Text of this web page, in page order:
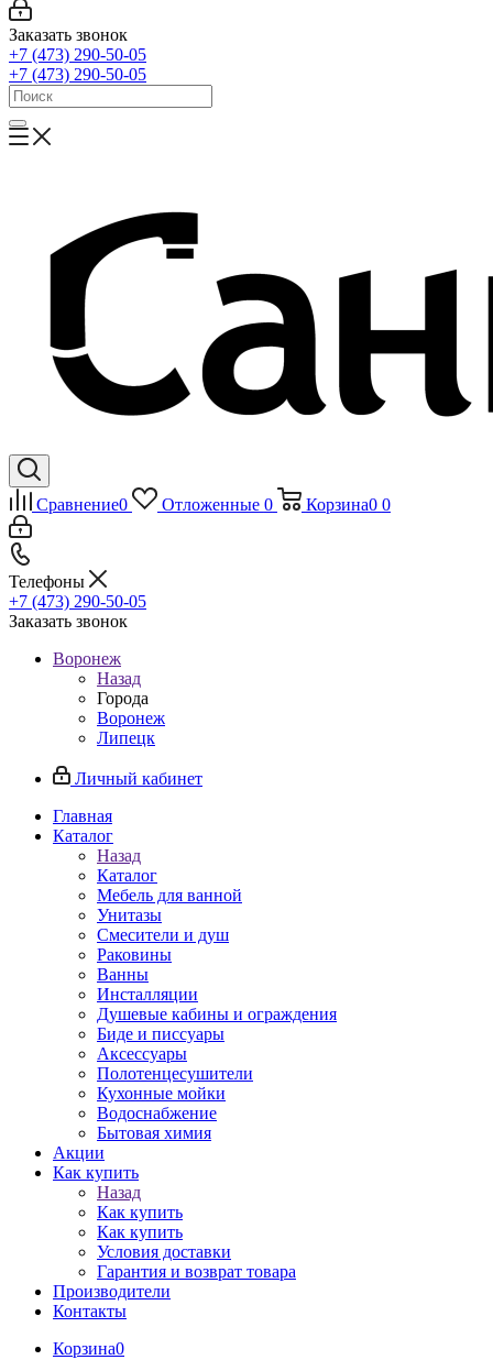
Заказать звонок
+7 (473) 290-50-05
+7 (473) 290-50-05
Сравнение0 Отложенные 0 Корзина0 0
Телефоны
+7 (473) 290-50-05
Заказать звонок
Воронеж
Назад
Города
Воронеж
Липецк
Личный кабинет
Главная
Каталог
Назад
Каталог
Мебель для ванной
Унитазы
Смесители и душ
Раковины
Ванны
Инсталляции
Душевые кабины и ограждения
Биде и писсуары
Аксессуары
Полотенцесушители
Кухонные мойки
Водоснабжение
Бытовая химия
Акции
Как купить
Назад
Как купить
Как купить
Условия доставки
Гарантия и возврат товара
Производители
Контакты
Корзина0